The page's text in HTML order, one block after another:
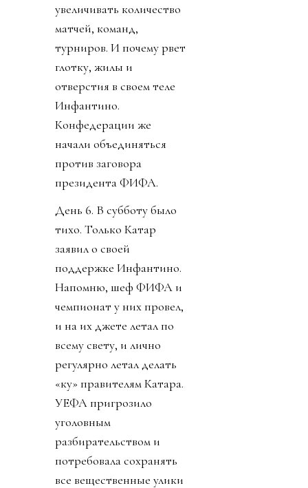
увеличивать количество
матчей, команд,
турниров. И почему рвет
глотку, жилы и
отверстия в своем теле
Инфантино.
Конфедерации же
начали объединяться
против заговора
президента ФИФА.
День 6. В субботу было
тихо. Только Катар
заявил о своей
поддержке Инфантино.
Напомню, шеф ФИФА и
чемпионат у них провел,
и на их джете летал по
всему свету, и лично
регулярно летал делать
«ку» правителям Катара.
УЕФА пригрозило
уголовным
разбирательством и
потребовала сохранять
все вещественные улики